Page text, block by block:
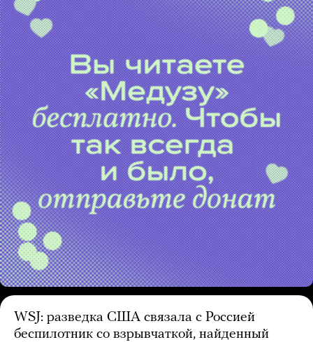
WSJ: разведка США связала с Россией
беспилотник со взрывчаткой, найденный